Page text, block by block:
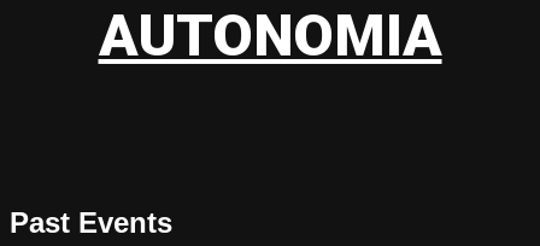
AUTONOMIA
Past Events